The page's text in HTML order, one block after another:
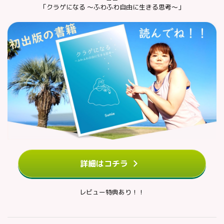
「クラゲになる ～ふわふわ自由に生きる思考～」
詳細はコチラ
レビュー特典あり！！